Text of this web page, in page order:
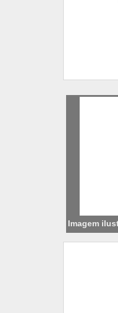
Imagem